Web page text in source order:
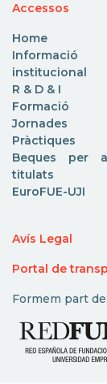
Accessos
Home
Informació
institucional
R & D & I
Formació
Jornades
Pràctiques
Beques per a
titulats
EuroFUE-UJI
Avís Legal
Portal de
Formem part de: